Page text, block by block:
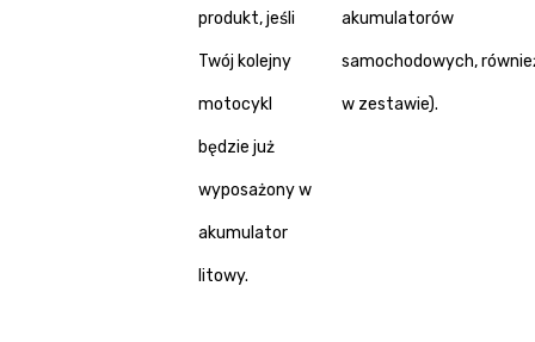
produkt, jeśli
Twój kolejny
motocykl
będzie już
wyposażony w
akumulator
litowy.
akumulatorów
samochodowych,
w zestawie).